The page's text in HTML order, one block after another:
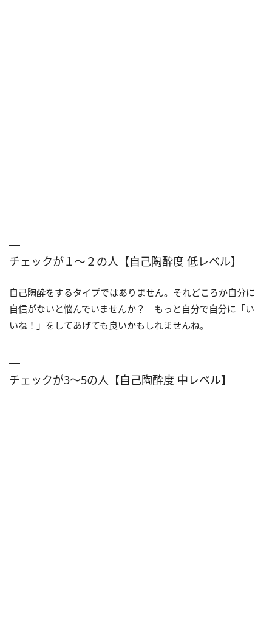
チェックが１〜２の人【自己陶酔度 低レベル】
自己陶酔をするタイプではありません。それどころか自分に
自信がないと悩んでいませんか？ もっと自分で自分に「い
いね！」をしてあげても良いかもしれませんね。
チェックが3〜5の人【自己陶酔度 中レベル】